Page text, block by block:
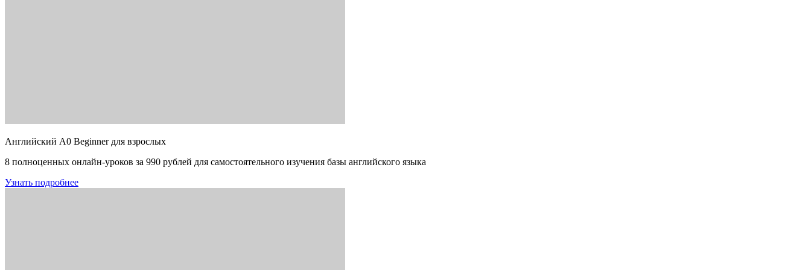
Английский A0 Beginner для взрослых
8 полноценных онлайн-уроков за 990 рублей для самостоятельного изучения базы английского языка
Узнать подробнее